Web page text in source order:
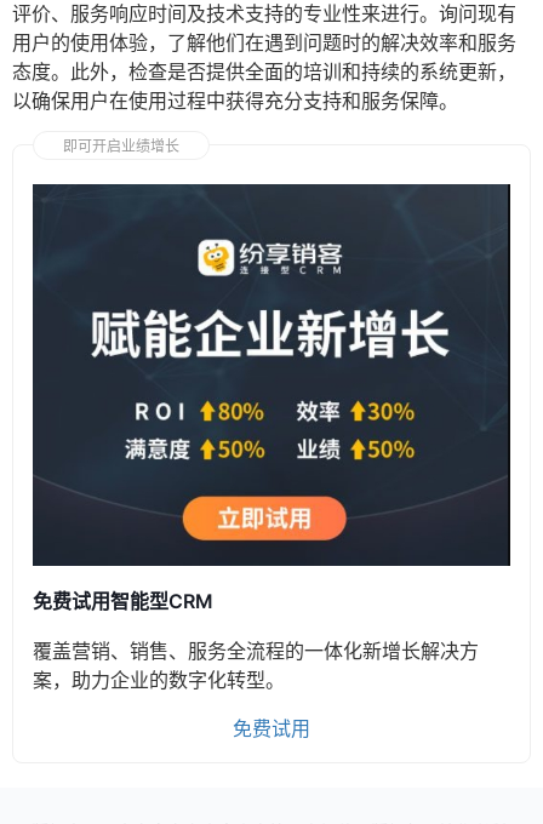
评价、服务响应时间及技术支持的专业性来进行。询问现有
用户的使用体验，了解他们在遇到问题时的解决效率和服务
态度。此外，检查是否提供全面的培训和持续的系统更新，
以确保用户在使用过程中获得充分支持和服务保障。
即可开启业绩增长
免费试用智能型CRM
覆盖营销、销售、服务全流程的一体化新增长解决方
案，助力企业的数字化转型。
免费试用